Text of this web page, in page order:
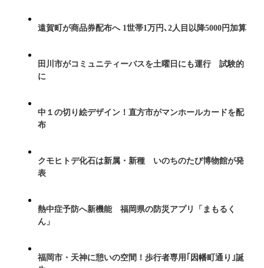
遠賀町が商品券配布へ 1世帯1万円､2人目以降5000円加算
田川市がコミュニティーバスを土曜日にも運行 試験的
に
中１の切り絵デザイン！直方市がマンホールカードを配
布
クモヒトデ化石は新属・新種 いのちのたび博物館が発
表
熱中症予防へ新機能 福岡県の防災アプリ「まもるく
ん」
福岡市・天神に憩いの空間！歩行者専用｢因幡町通り｣誕